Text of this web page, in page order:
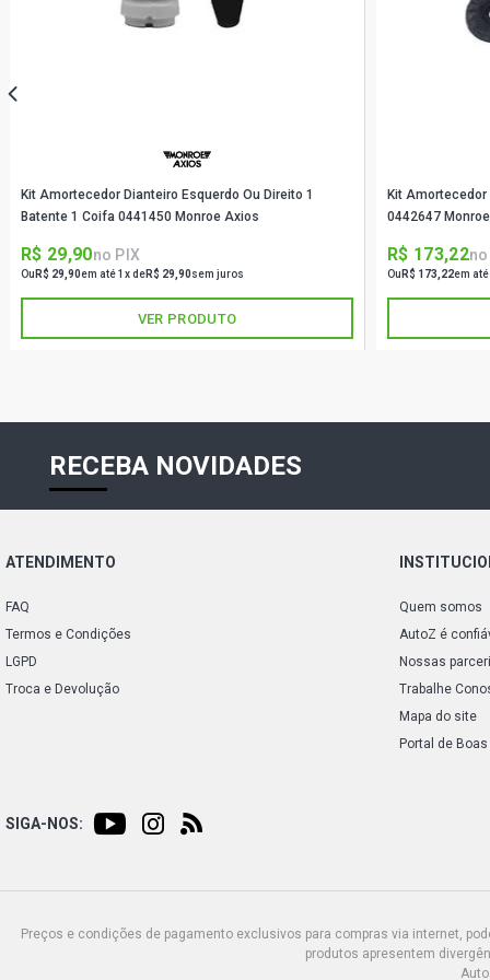
Kit Amortecedor Dianteiro Esquerdo Ou Direito 1
Batente 1 Coifa 0441450 Monroe Axios
R$ 29,90no PIX
Ou R$ 29,90em até 1x deR$ 29,90sem juros
VER PRODUTO
Kit
0442647
R$ 173,22no
Ou R$ 173,22em
RECEBA NOVIDADES
ATENDIMENTO
FAQ
Termos e Condições
LGPD
Troca e Devolução
Quem somos
AutoZ é
Nossas
Trabalhe
Mapa do site
Portal de
SIGA-NOS:
Preços e condições de pagamento exclusivos para compras via internet,
produtos apresentem